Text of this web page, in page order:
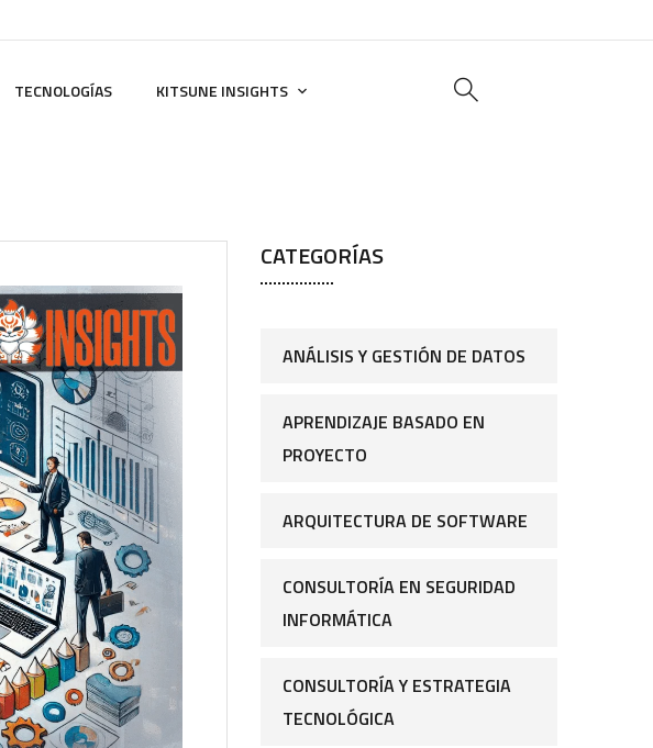
TECNOLOGÍAS KITSUNE INSIGHTS
CATEGORÍAS
ANÁLISIS Y GESTIÓN DE DATOS
APRENDIZAJE BASADO EN
PROYECTO
ARQUITECTURA DE SOFTWARE
CONSULTORÍA EN SEGURIDAD
INFORMÁTICA
CONSULTORÍA Y ESTRATEGIA
TECNOLÓGICA